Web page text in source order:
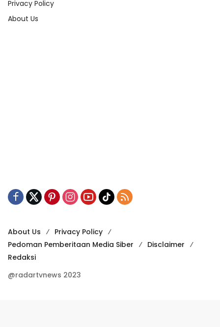
Privacy Policy
About Us
About Us
Privacy Policy
Pedoman Pemberitaan Media Siber
Disclaimer
Redaksi
@radartvnews 2023